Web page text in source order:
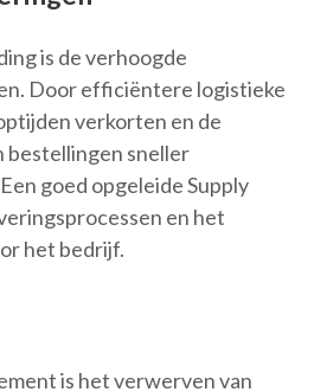
is de verhoogde
Door efficiëntere logistieke
verkorten en de
sneller
goed opgeleide Supply
en het
het bedrijf.
is het verwerven van